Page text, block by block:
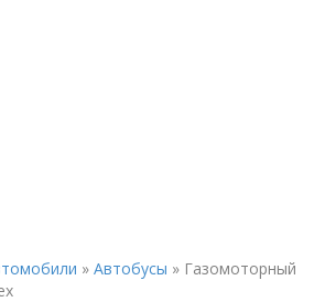
» Автобусы » Газомоторный